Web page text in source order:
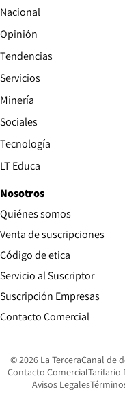
Nacional
Opinión
Tendencias
Servicios
Minería
Sociales
Tecnología
LT Educa
Nosotros
Quiénes somos
Venta de suscripciones
Código de etica Opens in
Servicio al Suscriptor
Suscripción Empresas
Contacto Comercial
© 2026 La TerceraCanal de
Contacto ComercialOpens
Tarifario
Avisos LegalesOpens